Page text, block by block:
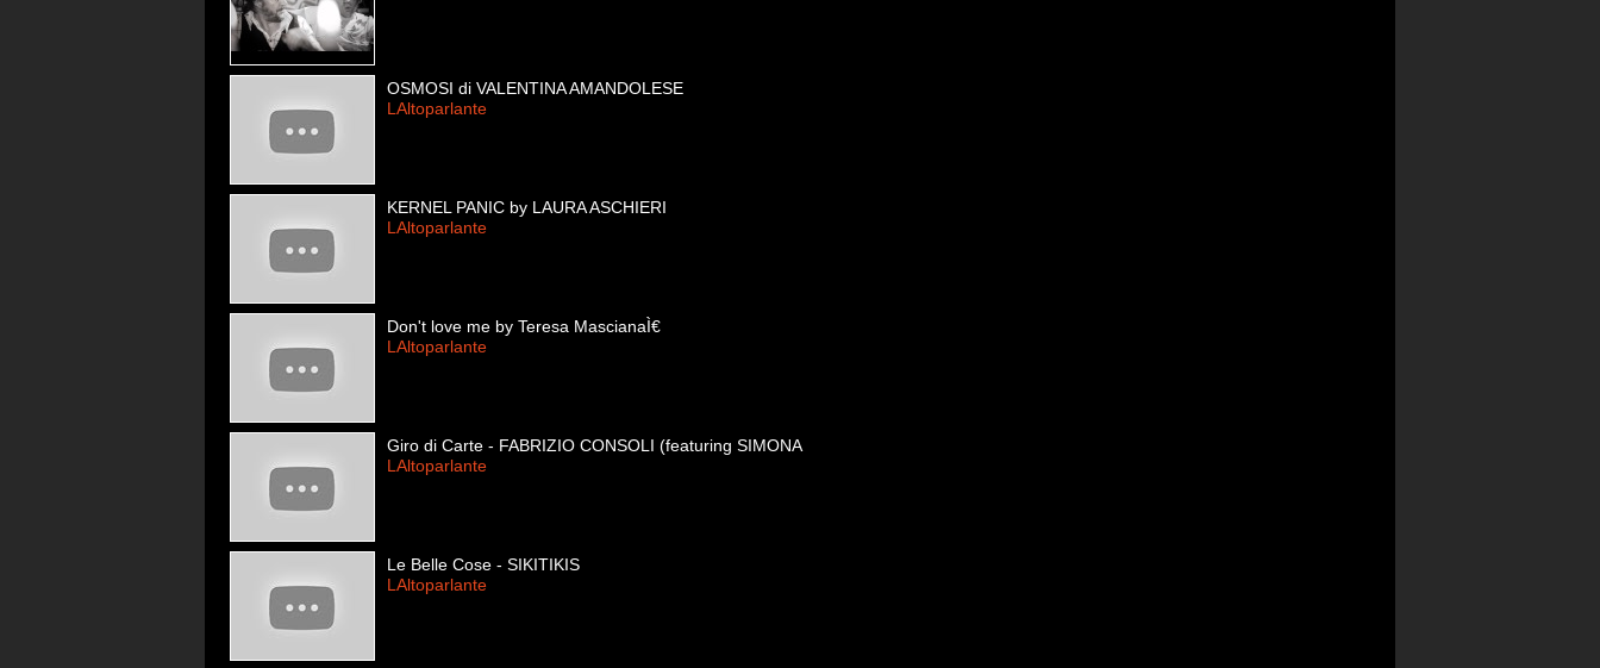
OSMOSI di VALENTINA AMANDOLESE
LAltoparlante
KERNEL PANIC by LAURA ASCHIERI
LAltoparlante
Don't love me by Teresa MascianaÌ€
LAltoparlante
Giro di Carte - FABRIZIO CONSOLI (featuring SIMONA
LAltoparlante
Le Belle Cose - SIKITIKIS
LAltoparlante